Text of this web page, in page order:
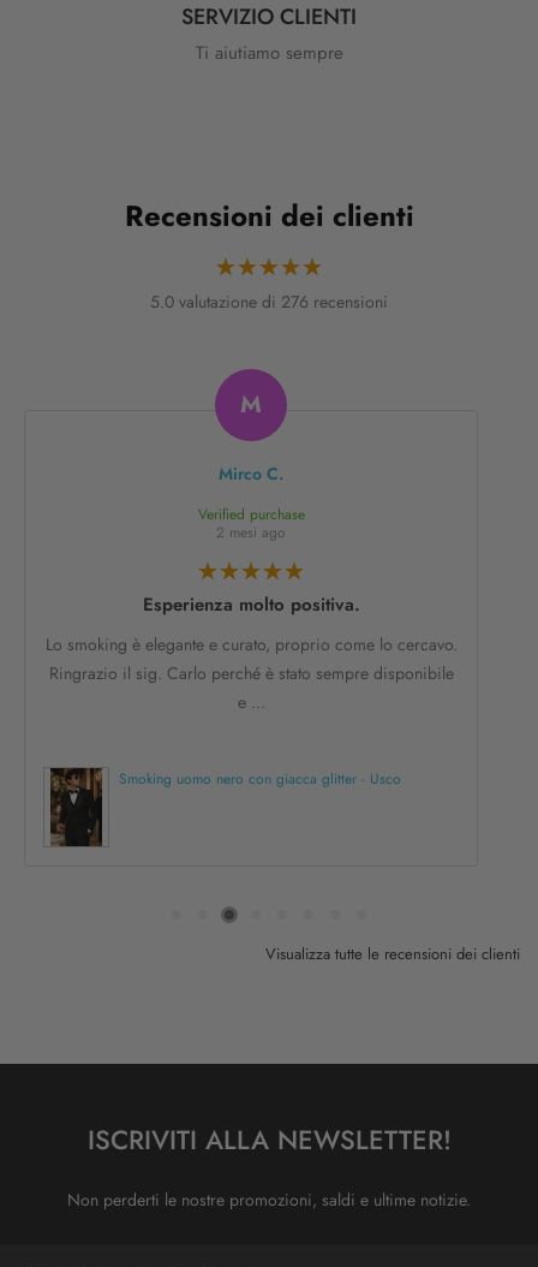
SERVIZIO CLIENTI
Ti aiutiamo sempre
Recensioni dei clienti
5.0 valutazione di 276 recensioni
D
Daniele M.
Verified purchase
2 mesi ago
Molto elegante
Smoking davvero raffinato. Il servizio clienti mi ha dato un
buon consiglio sulla taglia e la vestibilità è perfetta....
Abito sposo blu con collo coreano - Memory
Visualizza tutte le recensioni dei clienti
ISCRIVITI ALLA NEWSLETTER!
Non perderti le nostre promozioni, saldi e ultime notizie.